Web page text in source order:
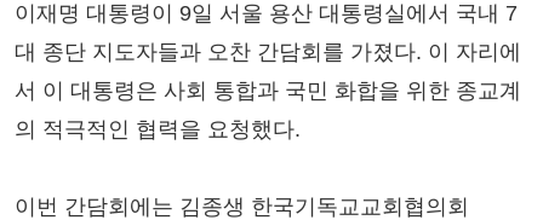
이재명 대통령이 9일 서울 용산 대통령실에서 국내 7
대 종단 지도자들과 오찬 간담회를 가졌다. 이 자리에
서 이 대통령은 사회 통합과 국민 화합을 위한 종교계
의 적극적인 협력을 요청했다.
이번 간담회에는 김종생 한국기독교교회협의회